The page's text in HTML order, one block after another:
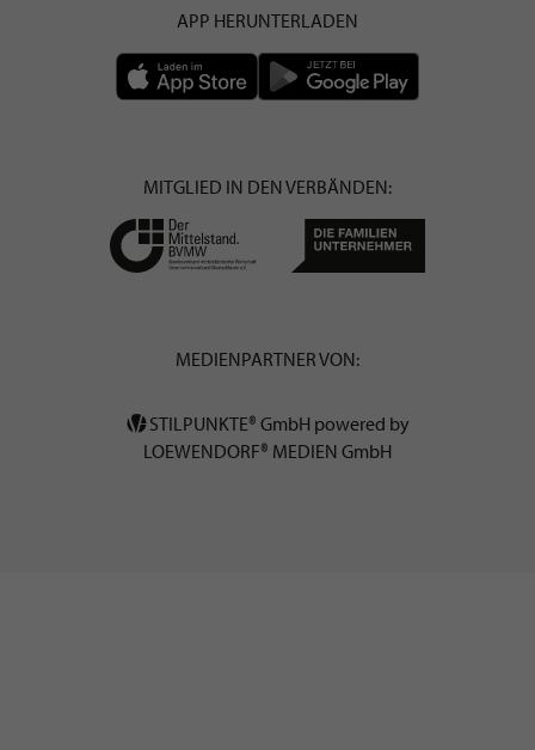
APP HERUNTERLADEN
MITGLIED IN DEN VERBÄNDEN:
MEDIENPARTNER VON:
STILPUNKTE® GmbH powered by
LOEWENDORF® MEDIEN GmbH